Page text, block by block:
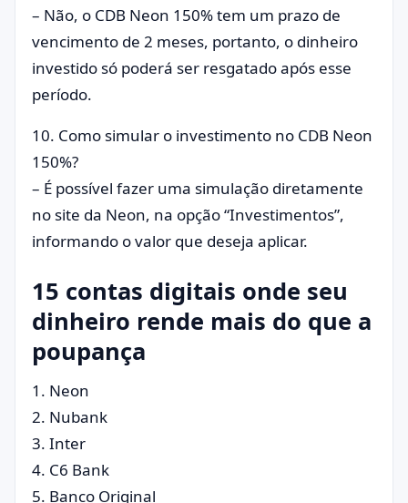
– Não, o CDB Neon 150% tem um prazo de
vencimento de 2 meses, portanto, o dinheiro
investido só poderá ser resgatado após esse
período.
10. Como simular o investimento no CDB Neon
150%?
– É possível fazer uma simulação diretamente
no site da Neon, na opção “Investimentos”,
informando o valor que deseja aplicar.
15 contas digitais onde seu
dinheiro rende mais do que a
poupança
1. Neon
2. Nubank
3. Inter
4. C6 Bank
5. Banco Original